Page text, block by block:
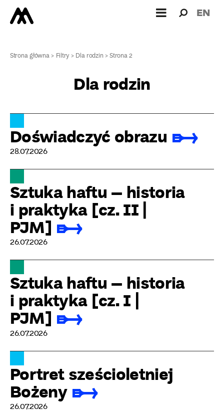
dla: EN
Strona główna> Filtry>Dla rodzin>Strona 2
Dla rodzin
Doświadczyć obrazu
28.07.2026
Sztuka haftu – historia
i praktyka [cz. II |
PJM]
26.07.2026
Sztuka haftu – historia
i praktyka [cz. I |
PJM]
26.07.2026
Portret sześcioletniej
Bożeny
26.07.2026